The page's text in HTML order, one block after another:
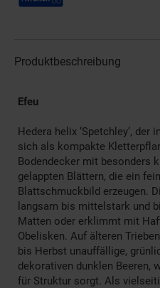
Produktbeschreibung
Efeu
Hedera helix ‘Spetchley’,
sich als kompakte
Bodendecker mit besonders
gelappten Blättern, die ein
Blattschmuckbild erzeugen.
langsam bis mittelstark und
Matten oder erklimmt mit
Obelisken. Auf älteren
bis Herbst unauffällige,
dekorativen dunklen Beeren,
für Struktur sorgt. Als